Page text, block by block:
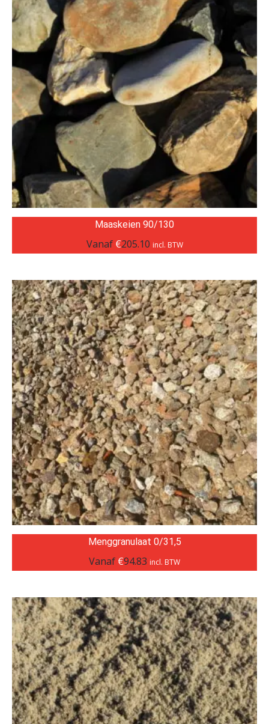
Maaskeien 90/130
Vanaf €205.10 incl. BTW
Menggranulaat 0/31,5
Vanaf €94.83 incl. BTW